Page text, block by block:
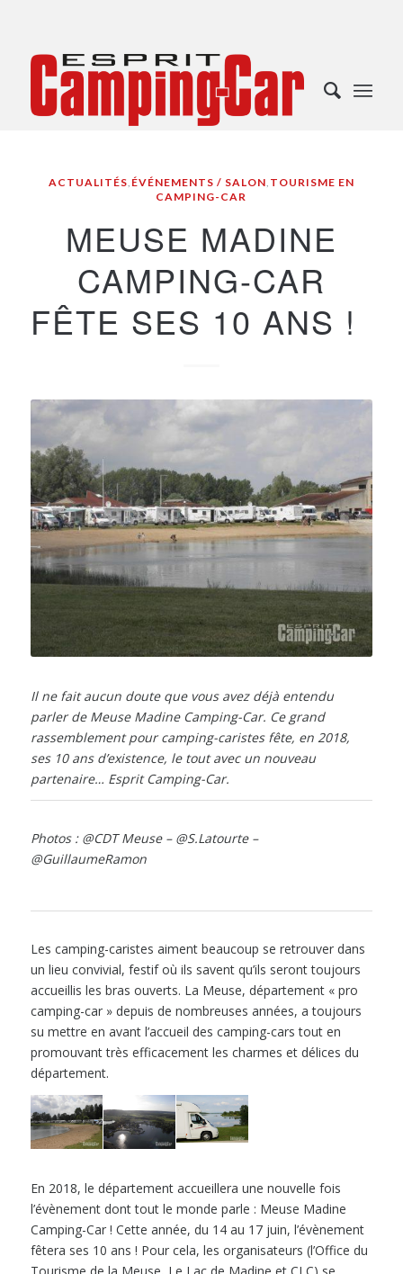
ACTUALITÉS, ÉVÉNEMENTS / SALON, TOURISME EN
CAMPING-CAR
MEUSE MADINE
CAMPING-CAR
FÊTE SES 10 ANS !
Il ne fait aucun doute que vous avez déjà entendu
parler de Meuse Madine Camping-Car. Ce grand
rassemblement pour camping-caristes fête, en 2018,
ses 10 ans d’existence, le tout avec un nouveau
partenaire… Esprit Camping-Car.
Photos : @CDT Meuse – @S.Latourte –
@GuillaumeRamon
Les camping-caristes aiment beaucoup se retrouver dans
un lieu convivial, festif où ils savent qu’ils seront toujours
accueillis les bras ouverts. La Meuse, département « pro
camping-car » depuis de nombreuses années, a toujours
su mettre en avant l’accueil des camping-cars tout en
promouvant très efficacement les charmes et délices du
département.
En 2018, le département accueillera une nouvelle fois
l’évènement dont tout le monde parle : Meuse Madine
Camping-Car ! Cette année, du 14 au 17 juin, l’évènement
fêtera ses 10 ans ! Pour cela, les organisateurs (l’Office du